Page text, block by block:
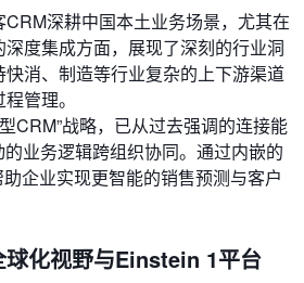
CRM深耕中国本土业务场景，尤其在
度集成方面，展现了深刻的行业洞
消、制造等行业复杂的上下游渠道
管理。
CRM”战略，已从过去强调的连接能
业务逻辑跨组织协同。通过内嵌的
企业实现更智能的销售预测与客户
化视野与Einstein 1平台